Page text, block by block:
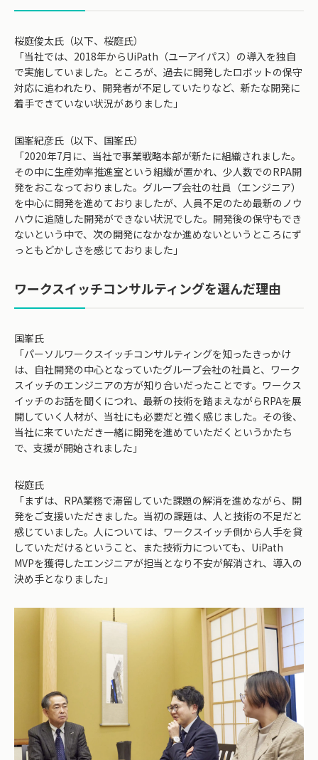
桜庭俊太氏（以下、桜庭氏）
「当社では、2018年からUiPath（ユーアイパス）の導入を独自
で実施していました。ところが、過去に開発したロボットの保守
対応に追われたり、開発者が不足していたりなど、新たな開発に
着手できていない状況がありました」
国峯紀彦氏（以下、国峯氏）
「2020年7月に、当社で事業戦略本部が新たに組織されました。
その中に生産効率推進室という組織が置かれ、少人数でのRPA開
発をおこなっておりました。グループ会社の社員（エンジニア）
を中心に開発を進めておりましたが、人員不足のため最新のノウ
ハウに追随した開発ができない状況でした。開発後の保守もでき
ないという中で、次の開発になかなか進めないというところにず
っともどかしさを感じておりました」
ワークスイッチコンサルティングを選んだ理由
国峯氏
「パーソルワークスイッチコンサルティングを知ったきっかけ
は、自社開発の中心となっていたグループ会社の社員と、ワーク
スイッチのエンジニアの方が知り合いだったことです。ワークス
イッチのお話を聞くにつれ、最新の技術を踏まえながらRPAを展
開していく人材が、当社にも必要だと強く感じました。その後、
当社に来ていただき一緒に開発を進めていただくというかたち
で、支援が開始されました」
桜庭氏
「まずは、RPA業務で滞留していた課題の解消を進めながら、開
発をご支援いただきました。当初の課題は、人と技術の不足だと
感じていました。人については、ワークスイッチ側から人手を貸
していただけるということ、また技術力についても、UiPath
MVPを獲得したエンジニアが担当となり不安が解消され、導入の
決め手となりました」